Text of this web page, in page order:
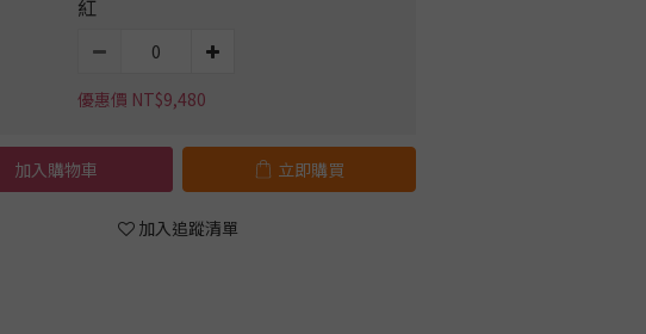
紅
優惠價 NT$9,480
加入購物車 立即購買
加入追蹤清單